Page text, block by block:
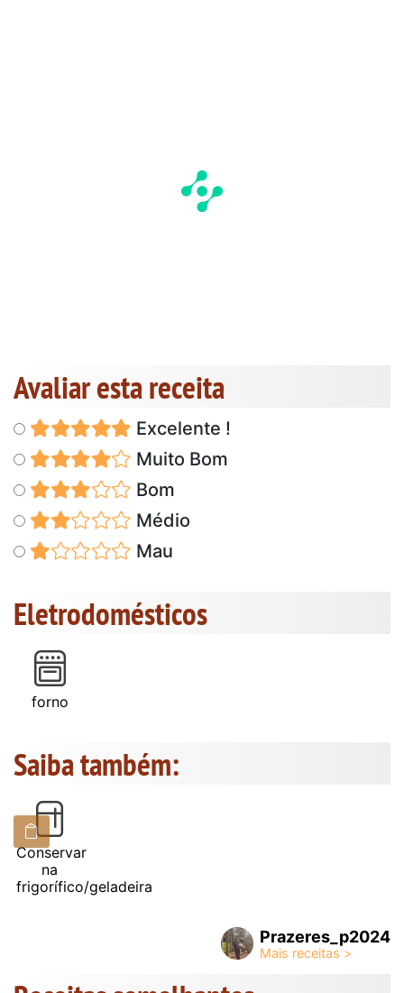
Avaliar esta receita
Excelente !
Muito Bom
Bom
Médio
Mau
Eletrodomésticos
forno
Saiba também:
Conservar
na
frigorífico/geladeira
Prazeres_p2024